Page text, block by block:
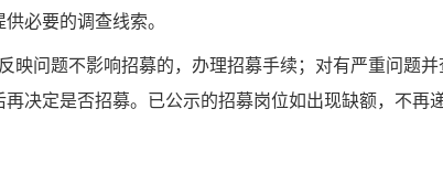
必要的调查线索。
映问题不影响招募的，办理招募手续；对有严重问题
决定是否招募。已公示的招募岗位如出现缺额，不再